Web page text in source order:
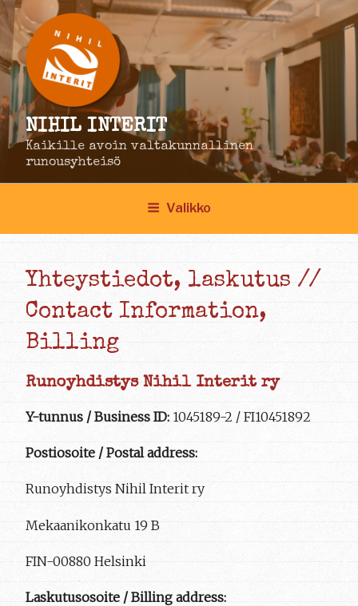
Siirry
sisältöön
NIHIL INTERIT
Kaikille avoin valtakunnallinen
runousyhteisö
Valikko
Yhteystiedot, laskutus //
Contact Information,
Billing
Runoyhdistys Nihil Interit ry
Y-tunnus / Business ID: 1045189-2 / FI10451892
Postiosoite / Postal address:
Runoyhdistys Nihil Interit ry
Mekaanikonkatu 19 B
FIN-00880 Helsinki
Laskutusosoite / Billing address: